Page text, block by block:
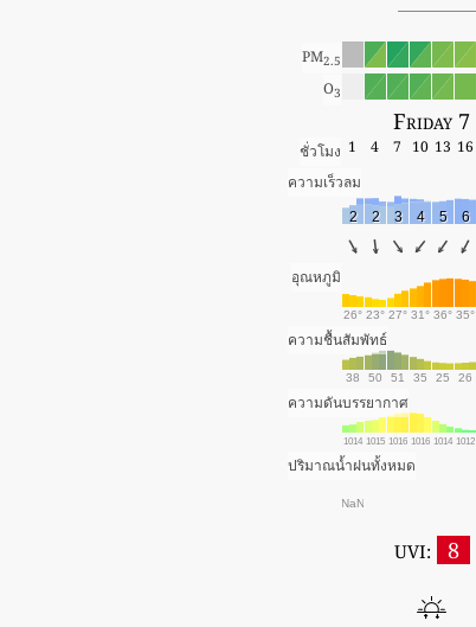
PM2.5
O3
Friday 7
ชั่วโมง 1 4 7 10 13 16
ความเร็วลม
2 2 3 4 5 6
อุณหภูมิ
26° 23° 27° 31° 36° 35°
ความชื้นสัมพัทธ์
38 50 51 35 25 26
ความดันบรรยากาศ
1014 1015 1016 1016 1014 1012
ปริมาณน้ำฝนทั้งหมด
NaN
UVI: 8